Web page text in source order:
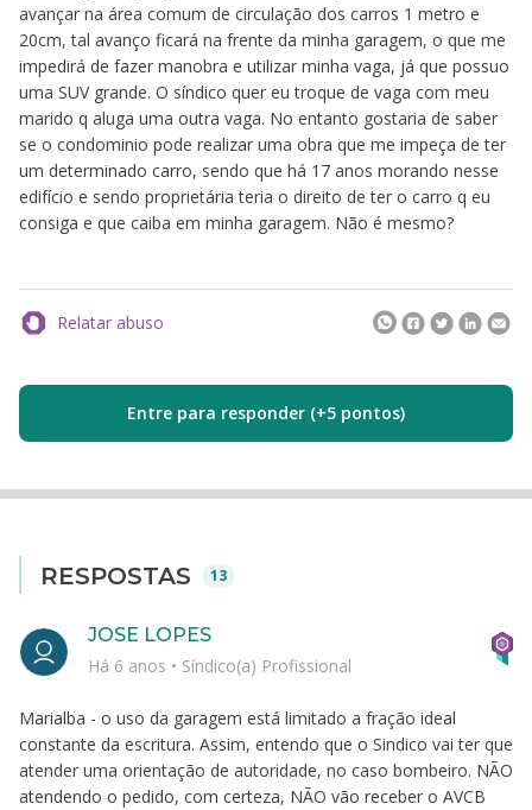
avançar na área comum de circulação dos carros 1 metro e
20cm, tal avanço ficará na frente da minha garagem, o que me
impedirá de fazer manobra e utilizar minha vaga, já que possuo
uma SUV grande. O síndico quer eu troque de vaga com meu
marido q aluga uma outra vaga. No entanto gostaria de saber
se o condominio pode realizar uma obra que me impeça de ter
um determinado carro, sendo que há 17 anos morando nesse
edifício e sendo proprietária teria o direito de ter o carro q eu
consiga e que caiba em minha garagem. Não é mesmo?
Relatar abuso
Entre para responder (+5 pontos)
RESPOSTAS 13
Marialba - o uso da garagem está limitado a fração ideal
constante da escritura. Assim, entendo que o Sindico vai ter que
atender uma orientação de autoridade, no caso bombeiro. NÃO
atendendo o pedido, com certeza, NÃO vão receber o AVCB
JOSE LOPES
Há 6 anos • Síndico(a) Profissional